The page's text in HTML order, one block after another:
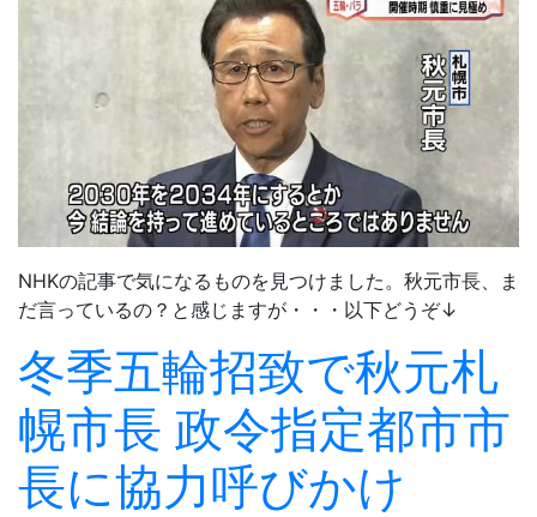
NHKの記事で気になるものを見つけました。秋元市長、ま
だ言っているの？と感じますが・・・以下どうぞ↓
冬季五輪招致で秋元札
幌市長 政令指定都市市
長に協力呼びかけ